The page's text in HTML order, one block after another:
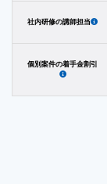
争を予防す
ことになりま
からご相談
いただいてお
社内研修の講師担当
個別案件の着手金割引